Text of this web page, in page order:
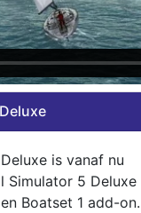
is vanaf nu
Simulator 5
Boatset 1 add-on.